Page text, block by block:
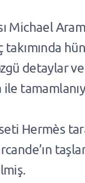
Michael
takımında
detaylar
ile
Hermès